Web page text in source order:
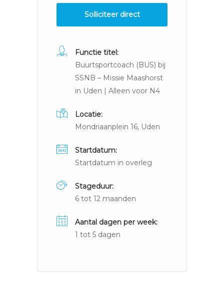
Solliciteer direct
Functie titel:
Buurtsportcoach (BUS) bij
SSNB – Missie Maashorst
in Uden | Alleen voor N4
Locatie:
Mondriaanplein 16, Uden
Startdatum:
Startdatum in overleg
Stageduur:
6 tot 12 maanden
Aantal dagen per week:
1 tot 5 dagen